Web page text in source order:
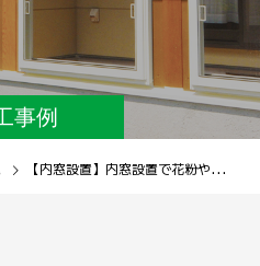
事例
【内窓設置】内窓設置で花粉や黄砂をシャットアウト！